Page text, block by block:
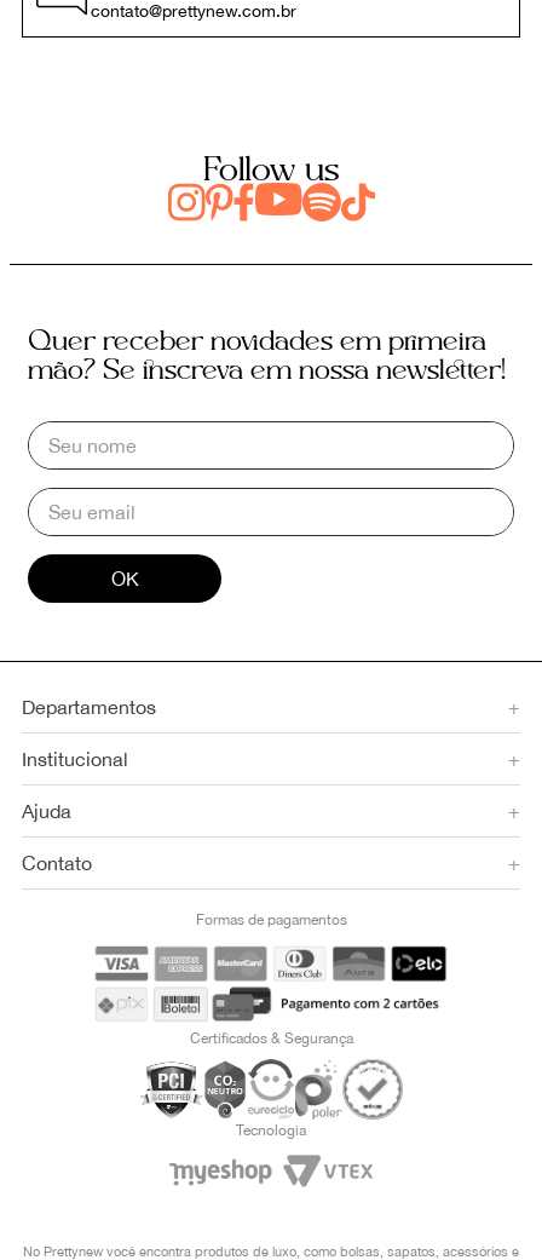
contato@prettynew.com.br
Follow us
Quer receber novidades em primeira
mão? Se inscreva em nossa newsletter!
OK
Departamentos +
Institucional +
Ajuda +
Contato +
Formas de pagamentos
Certificados & Segurança
Tecnologia
No Prettynew você encontra produtos de luxo, como bolsas, sapatos, acessórios e